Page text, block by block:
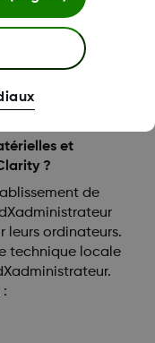
et
?
de
leurs ordinateurs.
technique locale
: